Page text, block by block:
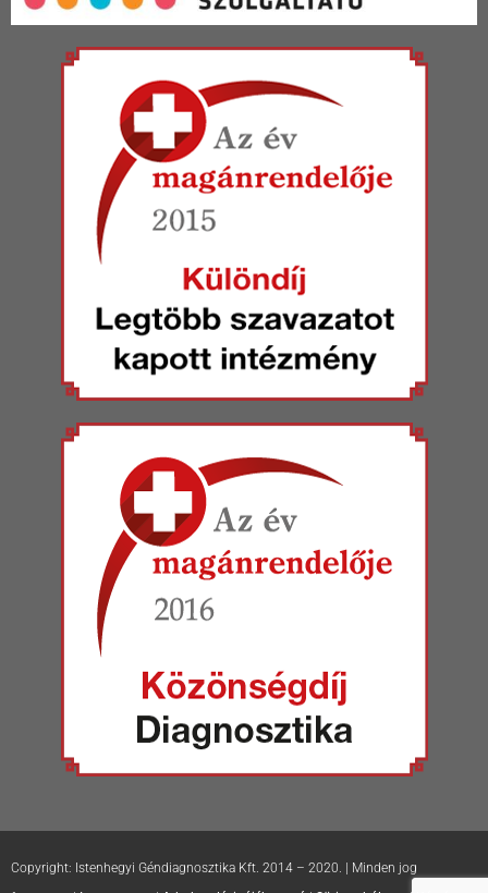
Copyright: Istenhegyi Géndiagnosztika Kft. 2014 – 2020. | Minden jog